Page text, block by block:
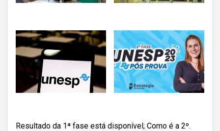
Resultado da 1ª fase está disponível; Como é a 2º.